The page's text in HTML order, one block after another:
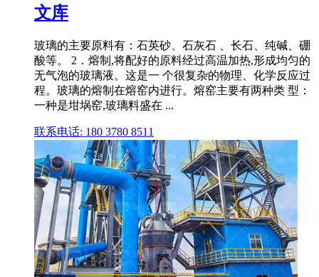
文库
玻璃的主要原料有：石英砂、石灰石 、长石、纯碱、硼
酸等。 2．熔制,将配好的原料经过高温加热,形成均匀的
无气泡的玻璃液。这是一 个很复杂的物理、化学反应过
程。玻璃的熔制在熔窑内进行。熔窑主要有两种类 型：
一种是坩埚窑,玻璃料盛在 ...
联系电话: 180 3780 8511